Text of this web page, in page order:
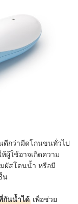
ดีกว่ามีดโกนขนทั่วไป
ผู้ใช้อาจเกิดความ
ผัสโดนน้ำ หรือมี
น
กันน้ำได้ เพื่อช่วย